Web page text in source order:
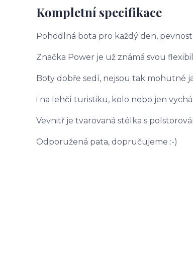
Kompletní specifikace
Pohodlná bota pro každý den,
Značka Power je už známá svou
Boty dobře sedí, nejsou tak mohutné
i na lehčí turistiku, kolo nebo jen
Vevnitř je tvarovaná stélka s
Odporužená pata, dopručujeme :-)